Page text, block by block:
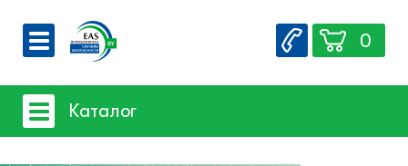
О компании
Вакансии
0
Каталог
Системы видеонаблюдения